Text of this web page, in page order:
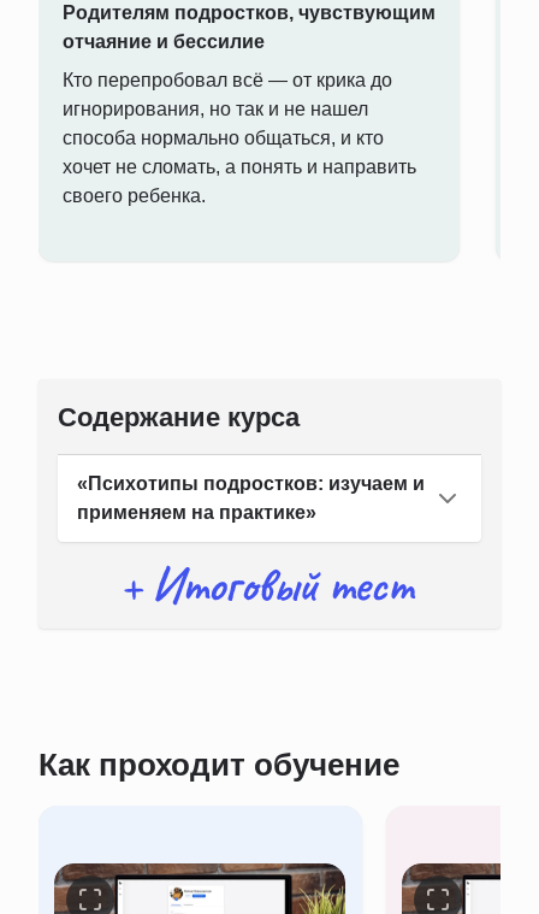
Родителям подростков, чувствующим
отчаяние и бессилие
Кто перепробовал всё — от крика до
игнорирования, но так и не нашел
способа нормально общаться, и кто
хочет не сломать, а понять и направить
своего ребенка.
Содержание курса
«Психотипы подростков: изучаем и
применяем на практике»
Как проходит обучение